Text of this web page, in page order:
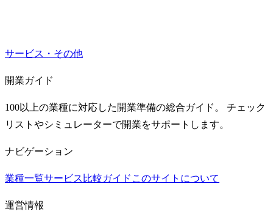
サービス・その他
開業ガイド
100以上の業種に対応した開業準備の総合ガイド。 チェック
リストやシミュレーターで開業をサポートします。
ナビゲーション
業種一覧サービス比較ガイド このサイトについて
運営情報